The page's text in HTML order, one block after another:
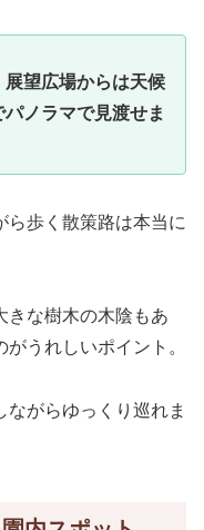
展望広場からは天候
ノラマで見渡せま
ら歩く散策路は本当に
きな樹木の木陰もあ
うれしいポイント。
がらゆっくり巡れま